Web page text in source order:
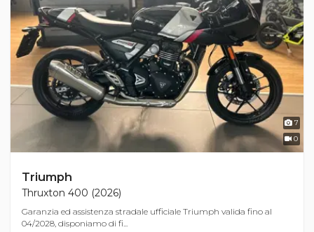
7
0
Triumph
Thruxton 400 (2026)
Garanzia ed assistenza stradale ufficiale Triumph valida fino al
04/2028, disponiamo di fi...